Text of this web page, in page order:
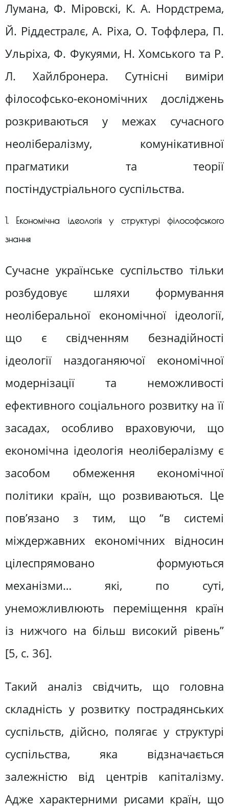
Лумана, Ф. Міровскі, К. А. Нордстрема,
Й. Ріддестралє, А. Ріха, О. Тоффлера, П.
Ульріха, Ф. Фукуями, Н. Хомського та Р.
Л. Хайлбронера. Сутнісні виміри
філософсько-економічних досліджень
розкриваються у межах сучасного
неолібералізму, комунікативної
прагматики та теорії
постіндустріального суспільства.
1. Економічна ідеологія у структурі філософського
знання
Сучасне українське суспільство тільки
розбудовує шляхи формування
неоліберальної економічної ідеології,
що є свідченням безнадійності
ідеології наздоганяючої економічної
модернізації та неможливості
ефективного соціального розвитку на її
засадах, особливо враховуючи, що
економічна ідеологія неолібералізму є
засобом обмеження економічної
політики країн, що розвиваються. Це
пов’язано з тим, що “в системі
міждержавних економічних відносин
цілеспрямовано формуються
механізми… які, по суті,
унеможливлюють переміщення країн
із нижчого на більш високий рівень”
[5, с. 36].
Такий аналіз свідчить, що головна
складність у розвитку пострадянських
суспільств, дійсно, полягає у структурі
суспільства, яка відзначається
залежністю від центрів капіталізму.
Адже характерними рисами країн, що